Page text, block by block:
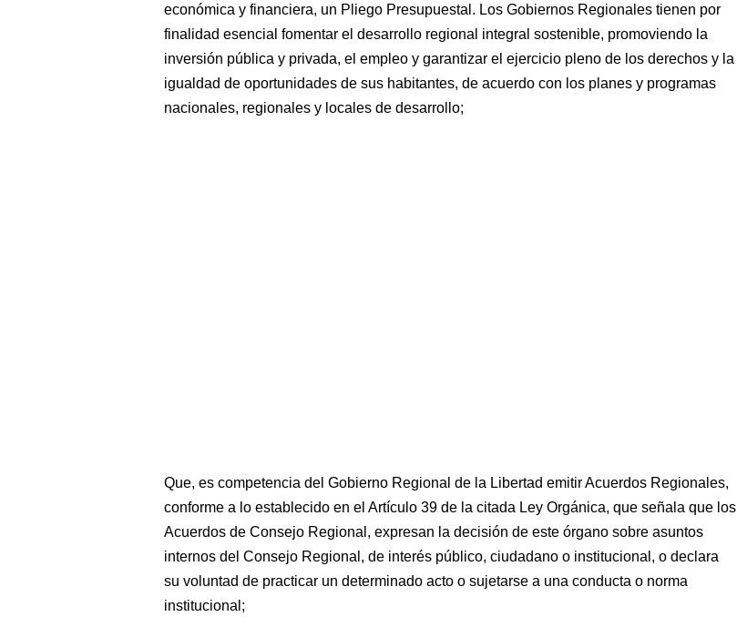
económica y financiera, un Pliego Presupuestal. Los Gobiernos Regionales tienen por
finalidad esencial fomentar el desarrollo regional integral sostenible, promoviendo la
inversión pública y privada, el empleo y garantizar el ejercicio pleno de los derechos y la
igualdad de oportunidades de sus habitantes, de acuerdo con los planes y programas
nacionales, regionales y locales de desarrollo;
Que, es competencia del Gobierno Regional de la Libertad emitir Acuerdos Regionales,
conforme a lo establecido en el Artículo 39 de la citada Ley Orgánica, que señala que los
Acuerdos de Consejo Regional, expresan la decisión de este órgano sobre asuntos
internos del Consejo Regional, de interés público, ciudadano o institucional, o declara
su voluntad de practicar un determinado acto o sujetarse a una conducta o norma
institucional;